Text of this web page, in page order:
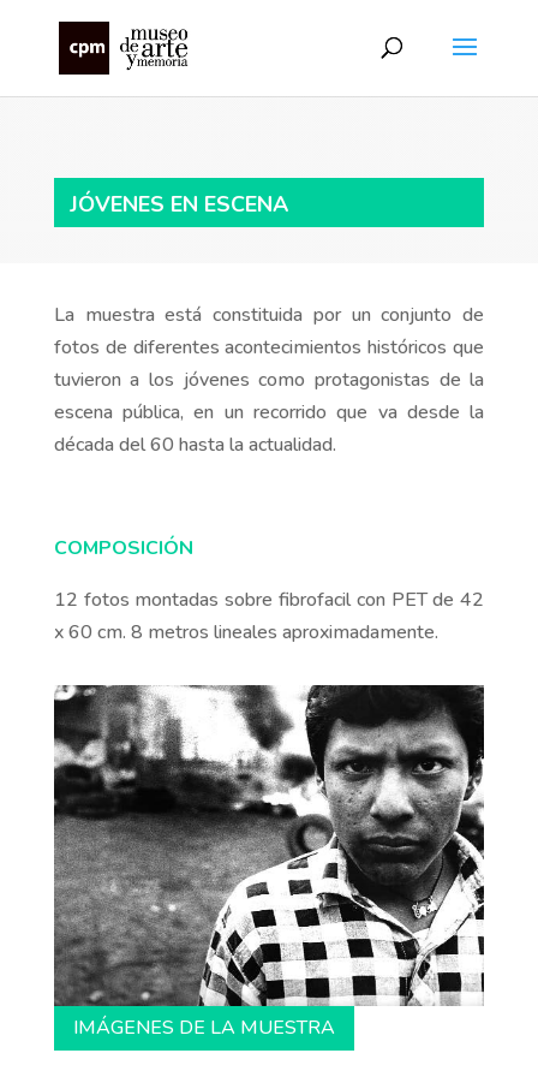
JÓVENES EN ESCENA
La muestra está constituida por un conjunto de
fotos de diferentes acontecimientos históricos que
tuvieron a los jóvenes como protagonistas de la
escena pública, en un recorrido que va desde la
década del 60 hasta la actualidad.
COMPOSICIÓN
12 fotos montadas sobre fibrofacil con PET de 42
x 60 cm. 8 metros lineales aproximadamente.
IMÁGENES DE LA MUESTRA